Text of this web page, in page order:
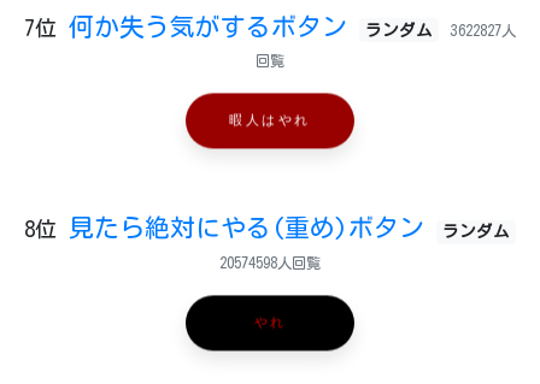
7位 何か失う気がするボタン ランダム 3622827人
回覧
暇人はやれ
8位 見たら絶対にやる(重め)ボタン ランダム
20574598人回覧
やれ